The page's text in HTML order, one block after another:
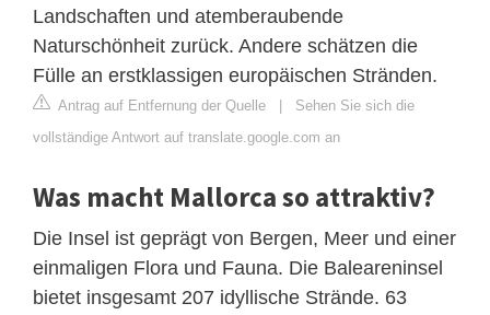
Landschaften und atemberaubende
Naturschönheit zurück. Andere schätzen die
Fülle an erstklassigen europäischen Stränden.
Antrag auf Entfernung der Quelle
Sehen Sie sich die
vollständige Antwort auf translate.google.com an
Was macht Mallorca so attraktiv?
Die Insel ist geprägt von Bergen, Meer und einer
einmaligen Flora und Fauna. Die Baleareninsel
bietet insgesamt 207 idyllische Strände. 63